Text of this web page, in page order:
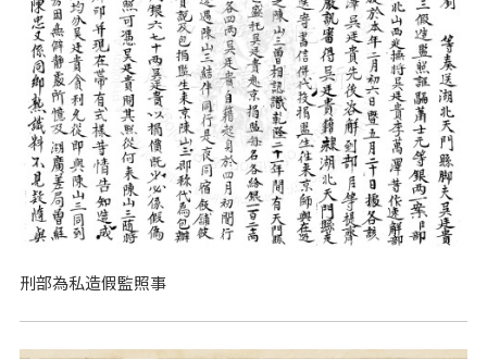
刑部為私造假監照事